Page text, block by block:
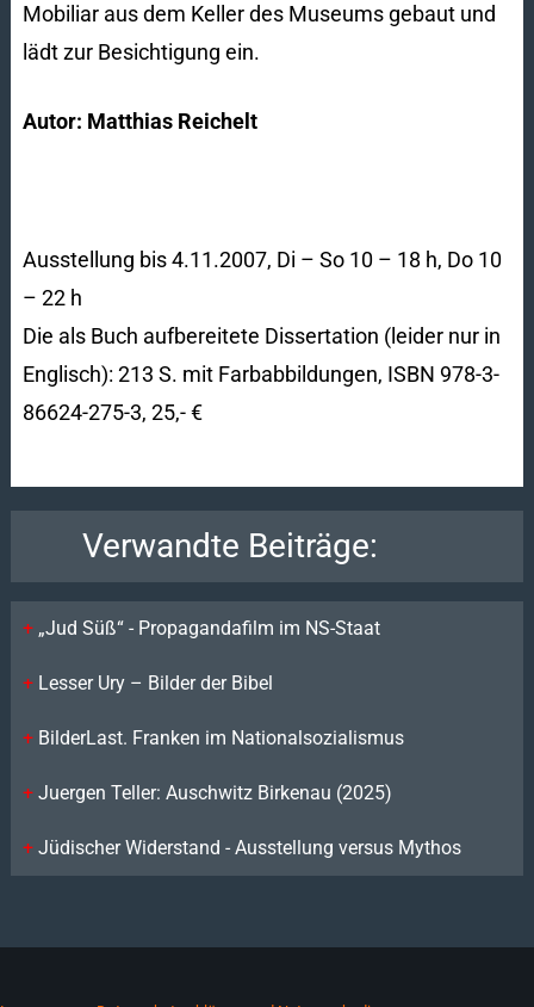
Mobiliar aus dem Keller des Museums gebaut und
lädt zur Besichtigung ein.
Autor: Matthias Reichelt
Ausstellung bis 4.11.2007, Di – So 10 – 18 h, Do 10
– 22 h
Die als Buch aufbereitete Dissertation (leider nur in
Englisch): 213 S. mit Farbabbildungen, ISBN 978-3-
86624-275-3, 25,- €
Verwandte Beiträge:
„Jud Süß“ - Propagandafilm im NS-Staat
Lesser Ury – Bilder der Bibel
BilderLast. Franken im Nationalsozialismus
Juergen Teller: Auschwitz Birkenau (2025)
Jüdischer Widerstand - Ausstellung versus Mythos